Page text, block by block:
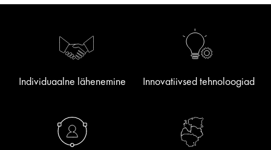
Individuaalne lähenemine Innovatiivsed tehnoloogiad